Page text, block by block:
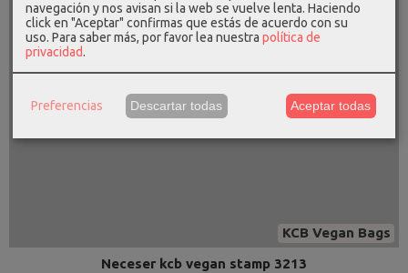
KCB Vegan Bags
Neceser kcb vegan stamp 3213
navegación y nos avisan si la web se vuelve lenta. Haciendo
click en "Aceptar" confirmas que estás de acuerdo con su
uso. Para saber más, por favor lea nuestra política de
privacidad.
Preferencias Descartar todas Aceptar todas